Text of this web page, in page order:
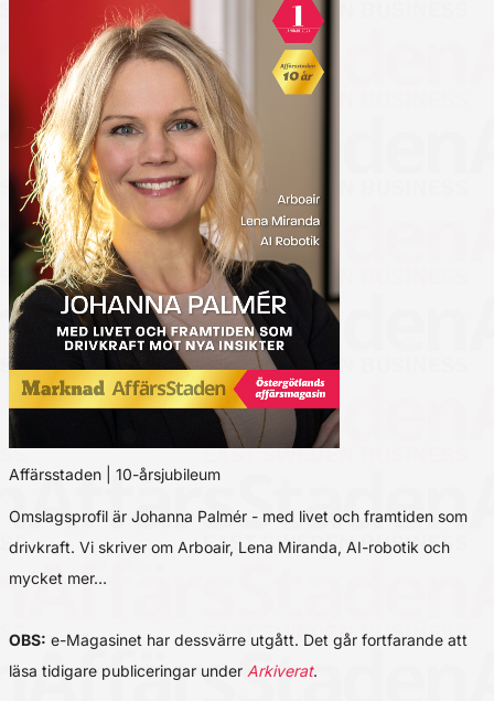
Affärsstaden | 10-årsjubileum
Omslagsprofil är Johanna Palmér - med livet och framtiden som
drivkraft. Vi skriver om Arboair, Lena Miranda, AI-robotik och
mycket mer…
OBS: e-Magasinet har dessvärre utgått. Det går fortfarande att
läsa tidigare publiceringar under Arkiverat.